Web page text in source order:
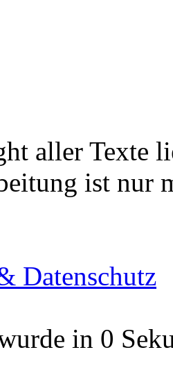
aller Texte
ist nur
Datenschutz
in 0